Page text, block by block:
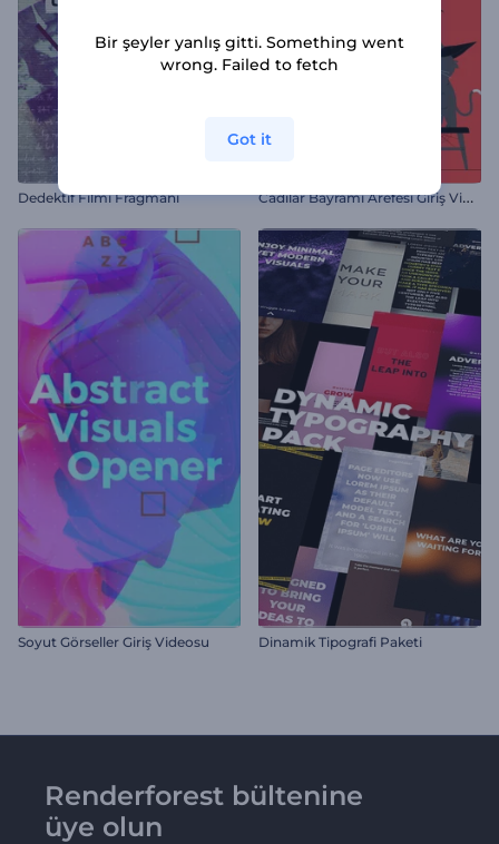
Dedektif Filmi Fragmanı C
adılar Bayramı Arefesi Giriş Videosu
Soyut Görseller Giriş Videosu Dinamik Tipografi Paketi
Renderforest bültenine
üye olun
Bir şeyler yanlış gitti. Something went
wrong. Failed to fetch
Got it